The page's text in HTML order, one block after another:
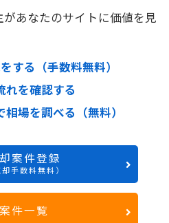
あなたのサイトに価値を見
する（手数料無料）
れを確認する
場を調べる（無料）
案件登録
却手数料無料）
案件一覧